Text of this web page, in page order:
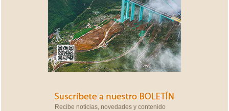
Recibe noticias, novedades y contenido